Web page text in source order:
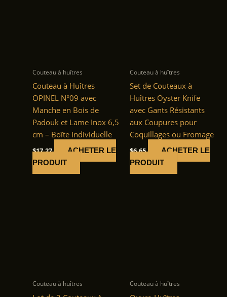
Couteau à huîtres
Couteau à Huîtres
OPINEL N°09 avec
Manche en Bois de
Padouk et Lame Inox 6,5
cm – Boîte Individuelle
$17.27
ACHETER LE
PRODUIT
Couteau à huîtres
Set de Couteaux à
Huîtres Oyster Knife
avec Gants Résistants
aux Coupures pour
Coquillages ou Fromage
$6.65
ACHETER LE
PRODUIT
Couteau à huîtres Couteau à huîtres